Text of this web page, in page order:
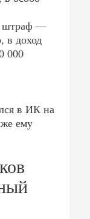
штраф —
в доход
000
в ИК на
ему